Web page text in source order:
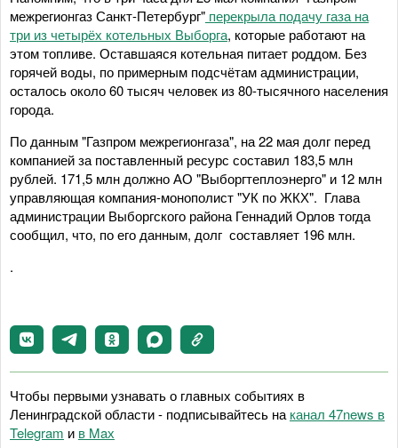
межрегионгаз Санкт-Петербург" перекрыла подачу газа на
три из четырёх котельных Выборга, которые работают на
этом топливе. Оставшаяся котельная питает роддом. Без
горячей воды, по примерным подсчётам администрации,
осталось около 60 тысяч человек из 80-тысячного населения
города.
По данным "Газпром межрегионгаза", на 22 мая долг перед
компанией за поставленный ресурс составил 183,5 млн
рублей. 171,5 млн должно АО "Выборгтеплоэнерго" и 12 млн
управляющая компания-монополист "УК по ЖКХ". Глава
администрации Выборгского района Геннадий Орлов тогда
сообщил, что, по его данным, долг составляет 196 млн.
.
Чтобы первыми узнавать о главных событиях в
Ленинградской области - подписывайтесь на канал 47news в
Telegram и в Maх